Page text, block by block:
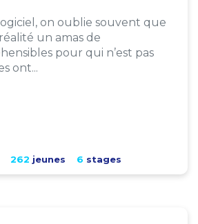
on oublie souvent que
un amas de
pour qui n’est pas
ont...
262 jeunes 6 stages